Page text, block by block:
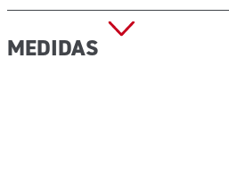
MEDIDAS